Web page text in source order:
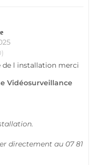
l installation merci
Vidéosurveillance
directement au 07 81